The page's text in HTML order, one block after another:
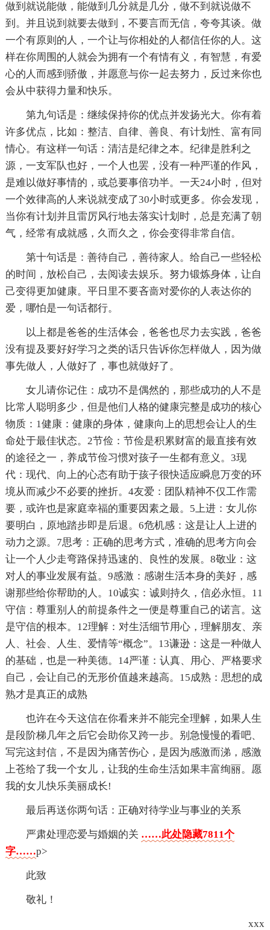
做到就说能做，能做到几分就是几分，做不到就说做不
到。并且说到就要去做到，不要言而无信，夸夸其谈。做
一个有原则的人，一个让与你相处的人都信任你的人。这
样在你周围的人就会为拥有一个有情有义，有智慧，有爱
心的人而感到骄傲，并愿意与你一起去努力，反过来你也
会从中获得力量和快乐。
第九句话是：继续保持你的优点并发扬光大。你有着
许多优点，比如：整洁、自律、善良、有计划性、富有同
情心。有这样一句话：清洁是纪律之本。纪律是胜利之
源，一支军队也好，一个人也罢，没有一种严谨的作风，
是难以做好事情的，或总要事倍功半。一天24小时，但对
一个效律高的人来说就变成了30小时或更多。你会发现，
当你有计划并且雷厉风行地去落实计划时，总是充满了朝
气，经常有成就感，久而久之，你会变得非常自信。
第十句话是：善待自己，善待家人。给自己一些轻松
的时间，放松自己，去阅读去娱乐。努力锻炼身体，让自
己变得更加健康。平日里不要吝啬对爱你的人表达你的
爱，哪怕是一句话都行。
以上都是爸爸的生活体会，爸爸也尽力去实践，爸爸
没有提及要好好学习之类的话只告诉你怎样做人，因为做
事先做人，人做好了，事也就做好了。
女儿请你记住：成功不是偶然的，那些成功的人不是
比常人聪明多少，但是他们人格的健康完整是成功的核心
物质：1健康：健康的身体，健康向上的思想会让人的生
命处于最佳状态。2节俭：节俭是积累财富的最直接有效
的途径之一，养成节俭习惯对孩子一生都有意义。3现
代：现代、向上的心态有助于孩子很快适应瞬息万变的环
境从而减少不必要的挫折。4友爱：团队精神不仅工作需
要，或许也是家庭幸福的重要因素之最。5上进：女儿你
要明白，原地踏步即是后退。6危机感：这是让人上进的
动力之源。7思考：正确的思考方式，准确的思考方向会
让一个人少走弯路保持迅速的、良性的发展。8敬业：这
对人的事业发展有益。9感激：感谢生活本身的美好，感
谢那些给你帮助的人。10诚实：诚则持久，信必永恒。11
守信：尊重别人的前提条件之一便是尊重自己的诺言。这
是守信的根本。12理解：对生活细节用心，理解朋友、亲
人、社会、人生、爱情等“概念”。13谦逊：这是一种做人
的基础，也是一种美德。14严谨：认真、用心、严格要求
自己，会让自己的无形价值越来越高。15成熟：思想的成
熟才是真正的成熟
也许在今天这信在你看来并不能完全理解，如果人生
是段阶梯几年之后它会助你又跨一步。别急慢慢的看吧、
写完这封信，不是因为痛苦伤心，是因为感激而涕，感激
上苍给了我一个女儿，让我的生命生活如果丰富绚丽。愿
我的女儿快乐美丽成长!
最后再送你两句话：正确对待学业与事业的关系
严肃处理恋爱与婚姻的关 ……此处隐藏7811个
字……p>
此致
敬礼！
xxx